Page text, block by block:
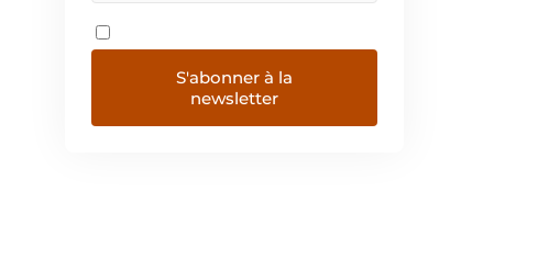
S'abonner à la
newsletter